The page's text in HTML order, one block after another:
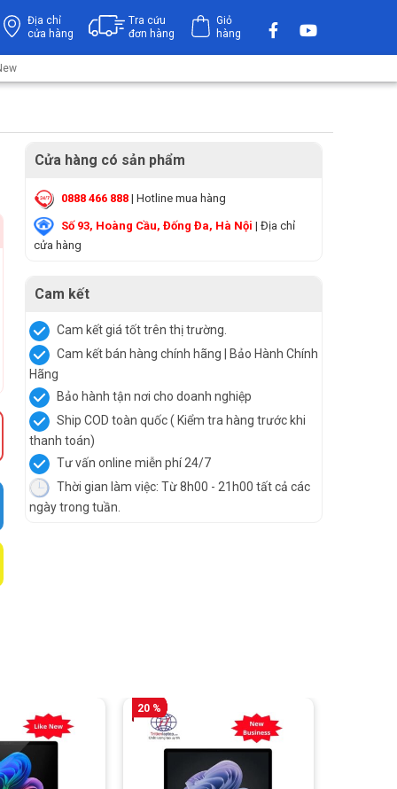
Địa chỉ
cửa hàng
Tra cứu
đơn hàng
Giỏ
hàng
Cửa hàng có sản phẩm
0888 466 888 | Hotline mua hàng
Số 93, Hoàng Cầu, Đống Đa, Hà Nội | Địa chỉ
cửa hàng
Cam kết
Cam kết giá tốt trên thị trường.
Cam kết bán hàng chính hãng | Bảo Hành Chính
Hãng
Bảo hành tận nơi cho doanh nghiệp
Ship COD toàn quốc ( Kiểm tra hàng trước khi
thanh toán)
Tư vấn online miễn phí 24/7
Thời gian làm việc: Từ 8h00 - 21h00 tất cả các
ngày trong tuần.
20 %